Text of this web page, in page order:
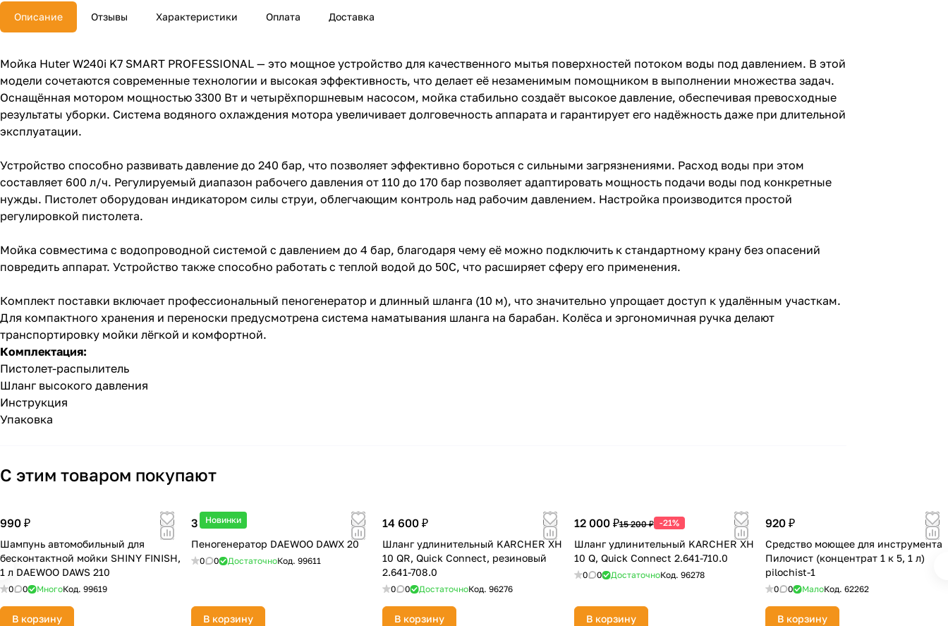
Описание Отзывы Характеристики Оплата Доставка
Мойка Huter W240i K7 SMART PROFESSIONAL — это мощное устройство для качественного мытья поверхностей потоком воды под давлением. В этой
модели сочетаются современные технологии и высокая эффективность, что делает её незаменимым помощником в выполнении множества задач.
Оснащённая мотором мощностью 3300 Вт и четырёхпоршневым насосом, мойка стабильно создаёт высокое давление, обеспечивая превосходные
результаты уборки. Система водяного охлаждения мотора увеличивает долговечность аппарата и гарантирует его надёжность даже при длительной
эксплуатации.
Устройство способно развивать давление до 240 бар, что позволяет эффективно бороться с сильными загрязнениями. Расход воды при этом
составляет 600 л/ч. Регулируемый диапазон рабочего давления от 110 до 170 бар позволяет адаптировать мощность подачи воды под конкретные
нужды. Пистолет оборудован индикатором силы струи, облегчающим контроль над рабочим давлением. Настройка производится простой
регулировкой пистолета.
Мойка совместима с водопроводной системой с давлением до 4 бар, благодаря чему её можно подключить к стандартному крану без опасений
повредить аппарат. Устройство также способно работать с теплой водой до 50C, что расширяет сферу его применения.
Комплект поставки включает профессиональный пеногенератор и длинный шланга (10 м), что значительно упрощает доступ к удалённым участкам.
Для компактного хранения и переноски предусмотрена система наматывания шланга на барабан. Колёса и эргономичная ручка делают
транспортировку мойки лёгкой и комфортной.
Комплектация:
Пистолет-распылитель
Шланг высокого давления
Инструкция
Упаковка
С этим товаром покупают
990 ₽
Шампунь автомобильный для
бесконтактной мойки SHINY FINISH,
1 л DAEWOO DAWS 210
0 0 МногоКод. 99619
В корзину
Новинки
3 590 ₽
Пеногенератор DAEWOO DAWX 20
0 0 ДостаточноКод.99611
В корзину
14 600 ₽
Шланг удлинительный KARCHER XH
10 QR, Quick Connect, резиновый
2.641-708.0
0 0 ДостаточноКод.96276
В корзину
12 000 ₽15 200 ₽ -21%
Шланг удлинительный KARCHER XH
10 Q, Quick Connect 2.641-710.0
0 0 ДостаточноКод. 96278
В корзину
920 ₽
Средство моющее для инструмента
Пилочист (концентрат 1 к 5, 1 л)
pilochist-1
0 0 МалоКод. 62262
В корзину
раз в 2 недели